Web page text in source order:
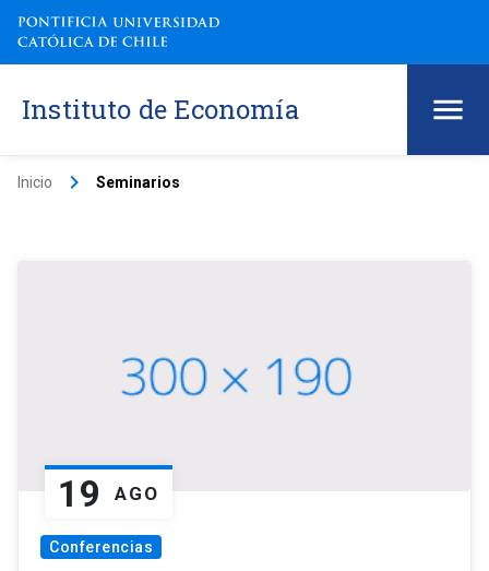
Instituto de Economía
Inicio keyboard_arrow_right Seminarios
19 AGO
Conferencias